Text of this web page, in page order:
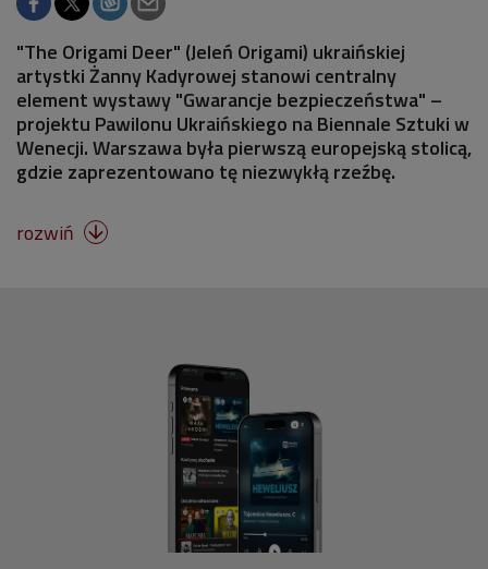
"The Origami Deer" (Jeleń Origami) ukraińskiej
artystki Żanny Kadyrowej stanowi centralny
element wystawy "Gwarancje bezpieczeństwa" –
projektu Pawilonu Ukraińskiego na Biennale Sztuki w
Wenecji. Warszawa była pierwszą europejską stolicą,
gdzie zaprezentowano tę niezwykłą rzeźbę.
rozwiń 